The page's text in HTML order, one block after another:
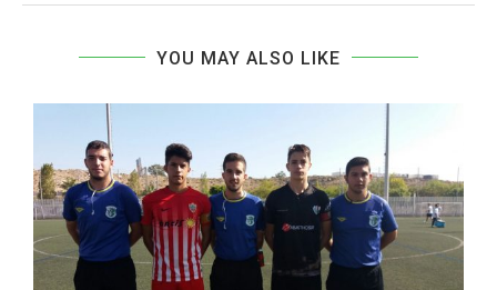
YOU MAY ALSO LIKE